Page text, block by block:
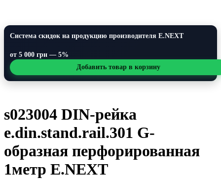
Система скидок на продукцию производителя E.NEXT
от 5 000 грн — 5%
Добавить товар в корзину
s023004 DIN-рейка
e.din.stand.rail.301 G-
образная перфорированная
1метр E.NEXT